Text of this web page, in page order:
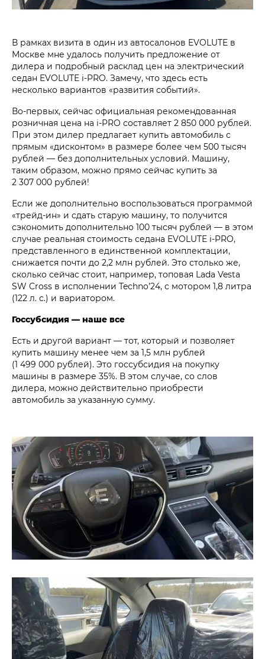
В рамках визита в один из автосалонов EVOLUTE в
Москве мне удалось получить предложение от
дилера и подробный расклад цен на электрический
седан EVOLUTE i‑PRO. Замечу, что здесь есть
несколько вариантов «развития событий».
Во-первых, сейчас официальная рекомендованная
розничная цена на i‑PRO составляет 2 850 000 рублей.
При этом дилер предлагает купить автомобиль с
прямым «дисконтом» в размере более чем 500 тысяч
рублей — без дополнительных условий. Машину,
таким образом, можно прямо сейчас купить за
2 307 000 рублей!
Если же дополнительно воспользоваться программой
«трейд-ин» и сдать старую машину, то получится
сэкономить дополнительно 100 тысяч рублей — в этом
случае реальная стоимость седана EVOLUTE i‑PRO,
представленного в единственной комплектации,
снижается почти до 2,2 млн рублей. Это столько же,
сколько сейчас стоит, например, топовая Lada Vesta
SW Cross в исполнении Techno’24, с мотором 1,8 литра
(122 л. с.) и вариатором.
Госсубсидия — наше все
Есть и другой вариант — тот, который и позволяет
купить машину менее чем за 1,5 млн рублей
(1 499 000 рублей). Это госсубсидия на покупку
машины в размере 35%. В этом случае, со слов
дилера, можно действительно приобрести
автомобиль за указанную сумму.